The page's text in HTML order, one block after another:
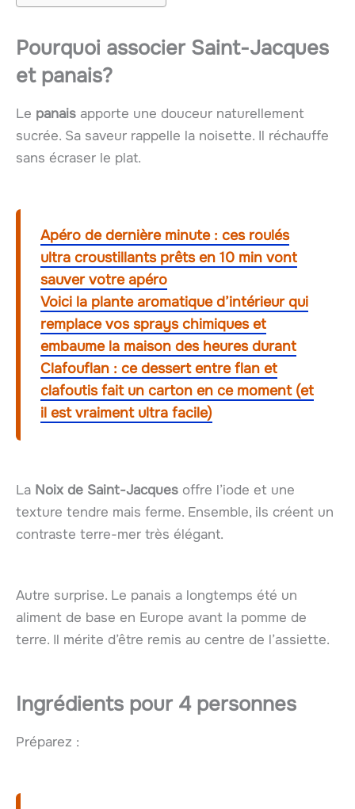
Pourquoi associer Saint-Jacques
et panais?
Le panais apporte une douceur naturellement
sucrée. Sa saveur rappelle la noisette. Il réchauffe
sans écraser le plat.
Apéro de dernière minute : ces roulés
ultra croustillants prêts en 10 min vont
sauver votre apéro
Voici la plante aromatique d’intérieur qui
remplace vos sprays chimiques et
embaume la maison des heures durant
Clafouflan : ce dessert entre flan et
clafoutis fait un carton en ce moment (et
il est vraiment ultra facile)
La Noix de Saint-Jacques offre l’iode et une
texture tendre mais ferme. Ensemble, ils créent un
contraste terre-mer très élégant.
Autre surprise. Le panais a longtemps été un
aliment de base en Europe avant la pomme de
terre. Il mérite d’être remis au centre de l’assiette.
Ingrédients pour 4 personnes
Préparez :